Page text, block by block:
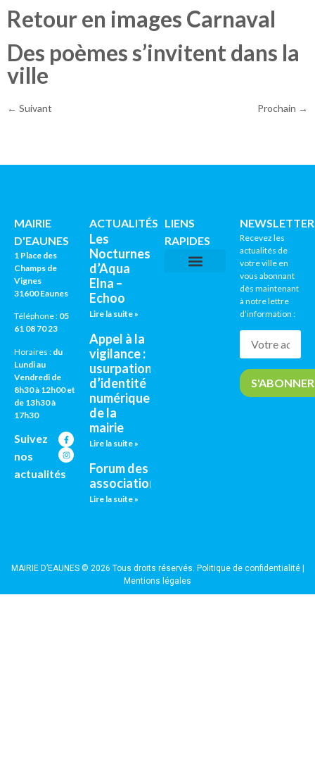
Retour en images Carnaval
Des poèmes s’invitent dans la
ville
← Suivant Prochain →
MAIRIE
D'EAUNES
1 Place des
Champs de
Vignes
31600 Eaunes
Téléphone : 05
61 08 70 23
Horaires : du
Lundi au
Vendredi de
8h30 à 12h00 et
de 13h30 à
17h30
Suivez
nos
actualités
ACTUALITÉS
Les
Nocturnes
d’Aqua
Elna –
Echoo
Lire la suite »
Appel à la
vigilance :
usurpation
d’identité
numérique
de la
mairie
Lire la suite »
Forum des
associations
Lire la suite »
LIENS
RAPIDES
Recevez les
actualités de
votre ville en
vous abonnant
dès maintenant
à notre lettre
d’information :
MAIRIE D’EAUNES © 2026 Tous droits réservés. Politique de confidentialité|
Mentions légales